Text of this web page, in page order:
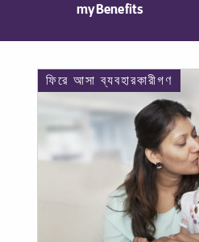
myBenefits
ফিরে আসা ব্যবহারকারীগণ